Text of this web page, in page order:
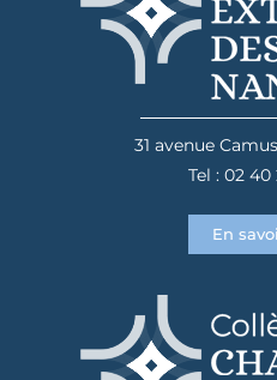
31 avenue
Tel : 02
En